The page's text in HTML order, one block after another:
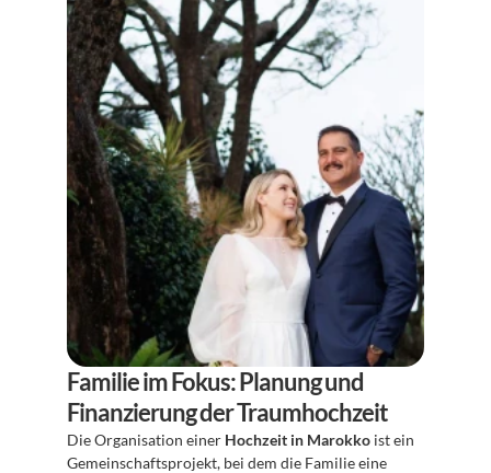
Familie im Fokus: Planung und
Finanzierung der Traumhochzeit
Die Organisation einer Hochzeit in Marokko ist ein
Gemeinschaftsprojekt, bei dem die Familie eine